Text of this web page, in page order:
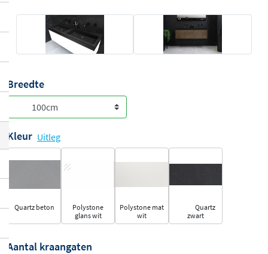
Breedte
Kleur Uitleg
Quartz beton
Polystone
glans wit
Polystone mat
wit
Quartz
zwart
Aantal kraangaten